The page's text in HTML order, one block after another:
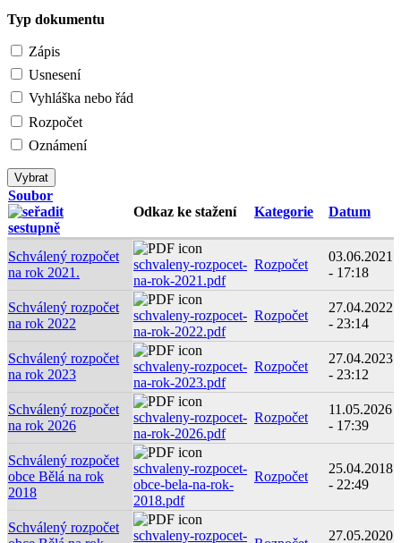
Typ dokumentu
Zápis
Usnesení
Vyhláška nebo řád
Rozpočet
Oznámení
Soubor
Odkaz ke stažení
Kategorie Datum
Schválený rozpočet
na rok 2021.
schvaleny-rozpocet-
na-rok-2021.pdf
Rozpočet
03.06.2021
- 17:18
Schválený rozpočet
na rok 2022
schvaleny-rozpocet-
na-rok-2022.pdf
Rozpočet
27.04.2022
- 23:14
Schválený rozpočet
na rok 2023
schvaleny-rozpocet-
na-rok-2023.pdf
Rozpočet
27.04.2023
- 23:12
Schválený rozpočet
na rok 2026
schvaleny-rozpocet-
na-rok-2026.pdf
Rozpočet
11.05.2026
- 17:39
Schválený rozpočet
obce Bělá na rok
2018
schvaleny-rozpocet-
obce-bela-na-rok-
2018.pdf
Rozpočet
25.04.2018
- 22:49
Schválený rozpočet
schvaleny-rozpocet- 27.05.2020